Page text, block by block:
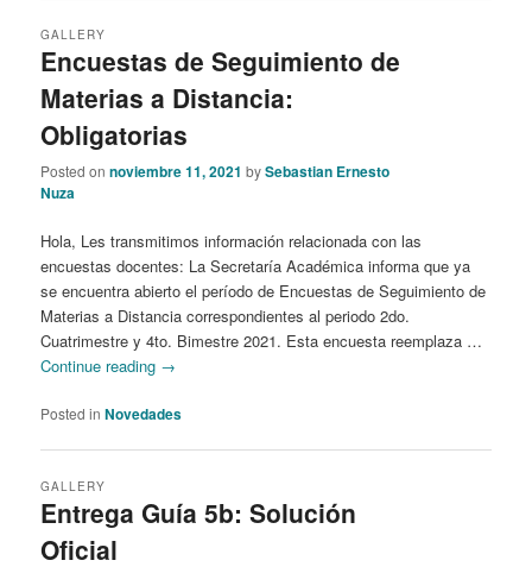
Encuestas de Seguimiento de
Materias a Distancia:
Obligatorias
GALLERY
Posted onnoviembre 11, 2021 bySebastian Ernesto
Nuza
Hola, Les transmitimos información relacionada con las
encuestas docentes: La Secretaría Académica informa que ya
se encuentra abierto el período de Encuestas de Seguimiento de
Materias a Distancia correspondientes al periodo 2do.
Cuatrimestre y 4to. Bimestre 2021. Esta encuesta reemplaza …
Continue reading →
Posted in Novedades
Entrega Guía 5b: Solución
Oficial
GALLERY